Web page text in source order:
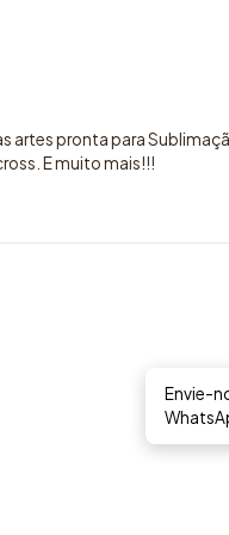
artes pronta para
E muito mais!!!
Envie-